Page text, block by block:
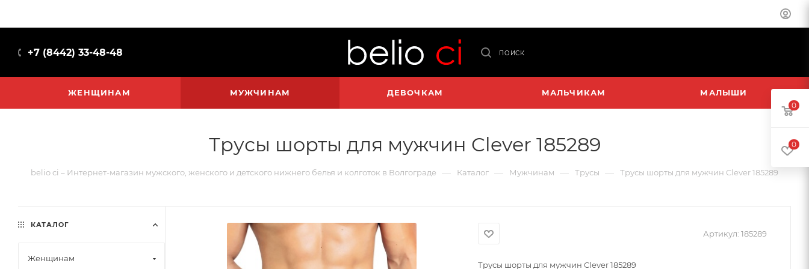
+7 (8442) 33-48-48 ПОИСК
ЖЕНЩИНАМ МУЖЧИНАМ ДЕВОЧКАМ МАЛЬЧИКАМ МАЛЫШИ
Трусы шорты для мужчин Clever 185289
belio ci – Интернет-магазин мужского, женского и детского нижнего белья и колготок в Волгограде — Каталог — Мужчинам — Трусы — Трусы шорты для мужчин Clever 185289
Артикул: 185289
Трусы шорты для мужчин Clever 185289
КАТАЛОГ
Женщинам
0
0